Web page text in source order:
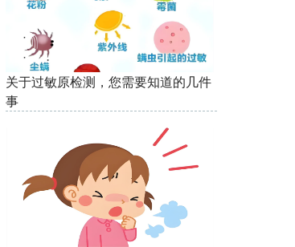
关于过敏原检测，您需要知道的几件
事